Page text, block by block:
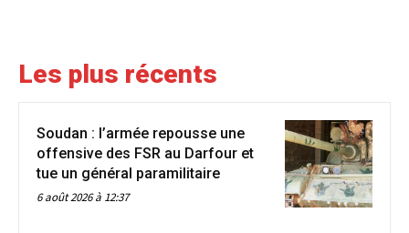
Les plus récents
Soudan : l’armée repousse une
offensive des FSR au Darfour et
tue un général paramilitaire
6 août 2026 à 12:37